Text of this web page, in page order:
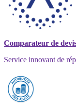
Comparateur de
Service innovant de